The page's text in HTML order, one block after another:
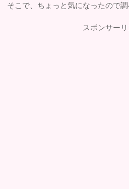
そこで、ちょっと気になったので調
スポンサー